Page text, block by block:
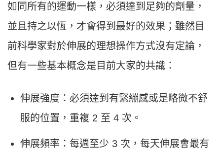
如同所有的運動一樣，必須達到足夠的劑量，
並且持之以恆，才會得到最好的效果；雖然目
前科學家對於伸展的理想操作方式沒有定論，
但有一些基本概念是目前大家的共識：
伸展強度：必須達到有緊繃感或是略微不舒
服的位置，重複 2 至 4 次。
伸展頻率：每週至少 3 次，每天伸展會最有